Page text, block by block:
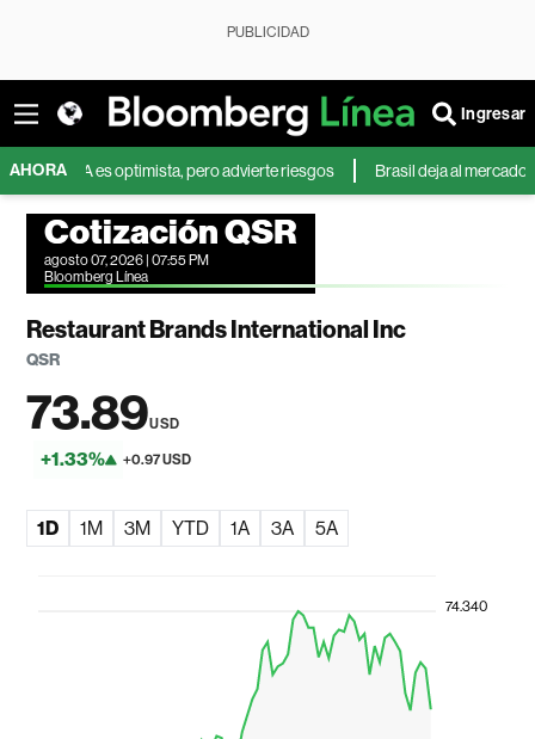
PUBLICIDAD
Ingresar
AHORA
es optimista, pero advierte riesgos Brasil deja al mercado mundial
Cotización QSR
agosto 07, 2026 | 07:55 PM
Bloomberg Línea
Restaurant Brands International Inc
QSR
73.89USD
+1.33% +0.97 USD
1D 1M 3M YTD 1A 3A 5A
74.340